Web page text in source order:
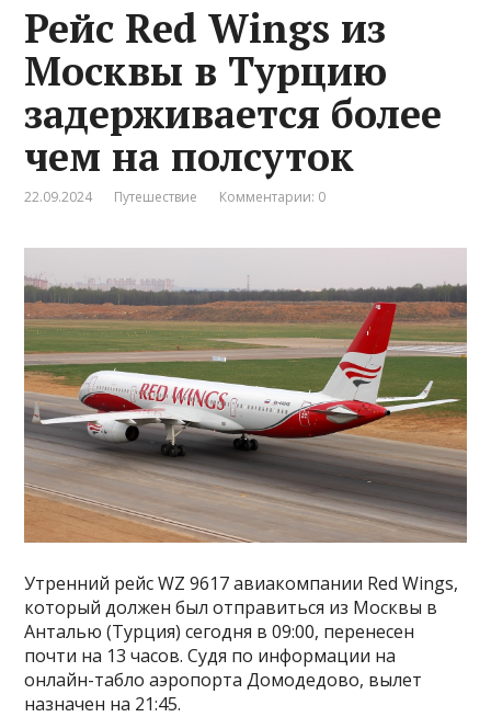
Рейс Red Wings из
Москвы в Турцию
задерживается более
чем на полсуток
22.09.2024 Путешествие Комментарии: 0
Утренний рейс WZ 9617 авиакомпании Red Wings,
который должен был отправиться из Москвы в
Анталью (Турция) сегодня в 09:00, перенесен
почти на 13 часов. Судя по информации на
онлайн-табло аэропорта Домодедово, вылет
назначен на 21:45.